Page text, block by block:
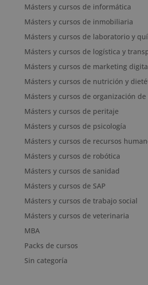
Másters y cursos de informática
Másters y cursos de inmobiliaria
Másters y cursos de laboratorio y
Másters y cursos de logística y
Másters y cursos de marketing
Másters y cursos de nutrición y
Másters y cursos de organización de
Másters y cursos de peritaje
Másters y cursos de psicología
Másters y cursos de recursos
Másters y cursos de robótica
Másters y cursos de sanidad
Másters y cursos de SAP
Másters y cursos de trabajo social
Másters y cursos de veterinaria
MBA
Packs de cursos
Sin categoría